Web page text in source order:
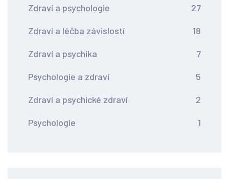
Zdraví a psychologie 27
Zdraví a léčba závislostí 18
Zdraví a psychika 7
Psychologie a zdraví 5
Zdraví a psychické zdraví 2
Psychologie 1